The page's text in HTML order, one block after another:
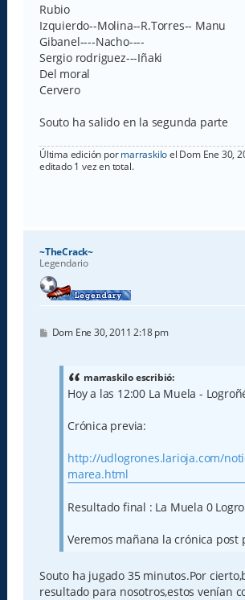
Rubio
Izquierdo--Molina--R.Torres-- Manu
Gibanel----Nacho----
Sergio rodriguez---Iñaki
Del moral
Cervero
Souto ha salido en la segunda parte
Última edición pormarraskiloel Dom Ene 30,
editado 1 vez en total.
~TheCrack~
Legendario
M
Dom Ene 30, 2011 2:18 pm
marraskilo escribió:
Hoy a las 12:00 La Muela -
Crónica previa:
http://udlogrones.larioja.com/
marea.html
Resultado final : La Muela 0
Veremos mañana la crónica
Souto ha jugado 35 minutos.Por
resultado para nosotros,estos venían